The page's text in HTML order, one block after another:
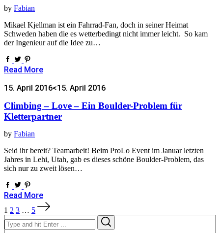
by Fabian
Mikael Kjellman ist ein Fahrrad-Fan, doch in seiner Heimat
Schweden haben die es wetterbedingt nicht immer leicht. So kam
der Ingenieur auf die Idee zu…
Read More
15. April 2016<15. April 2016
Climbing – Love – Ein Boulder-Problem für
Kletterpartner
by Fabian
Seid ihr bereit? Teamarbeit! Beim ProLo Event im Januar letzten
Jahres in Lehi, Utah, gab es dieses schöne Boulder-Problem, das
sich nur zu zweit lösen…
Read More
Seitennummerierung
der
Beiträge
1 2 3 … 5
Search
for: